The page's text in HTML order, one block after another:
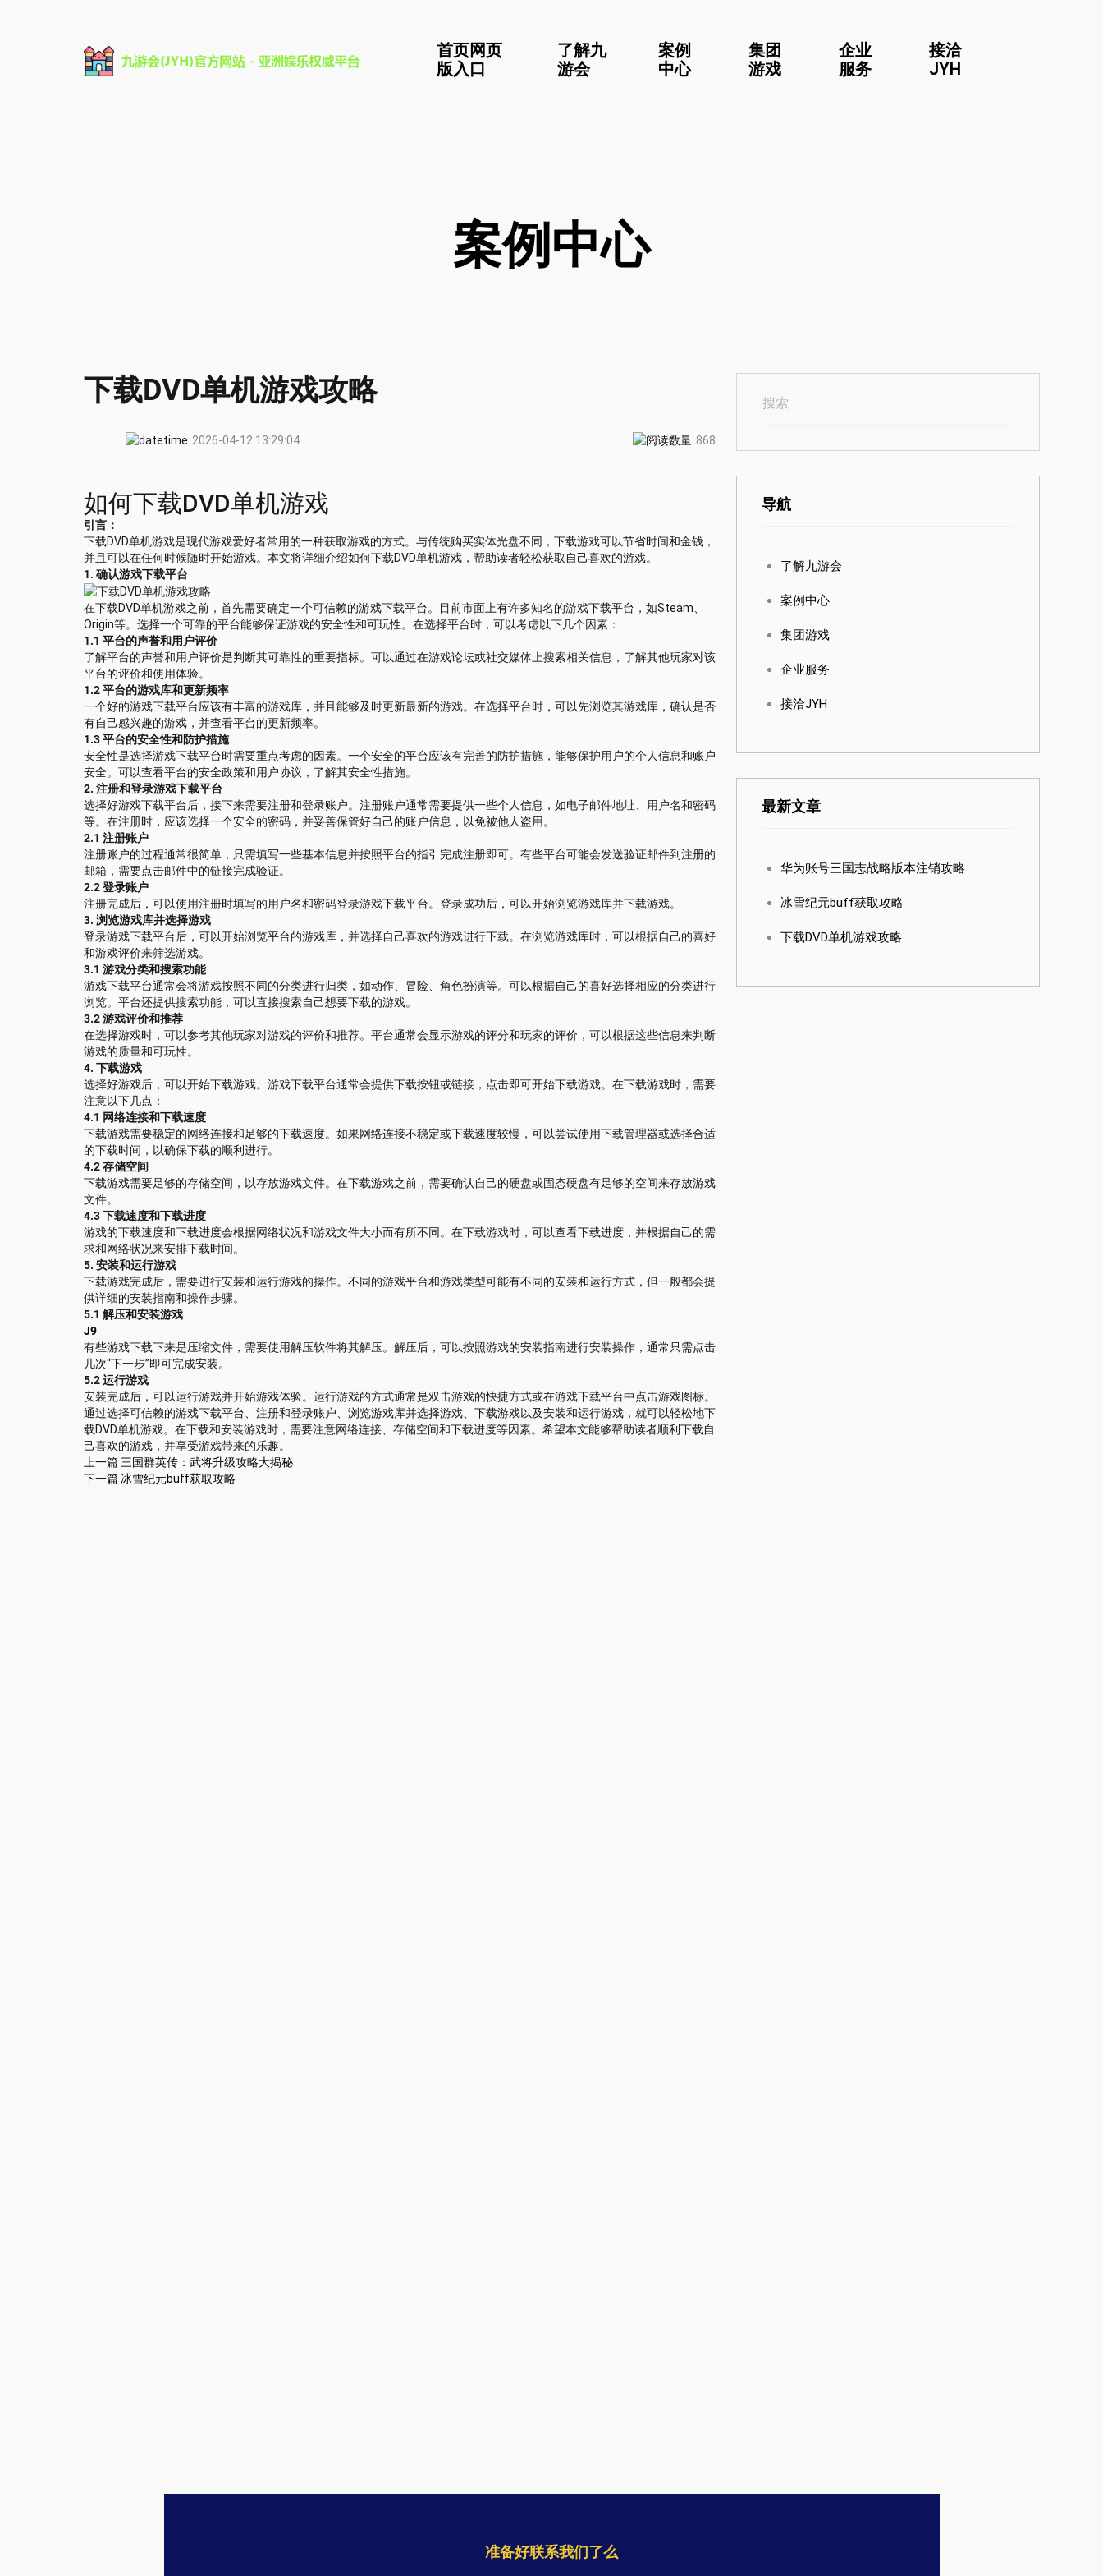
首页网页
版入口
了解九
游会
案例
中心
集团
游戏
企业
服务
接洽
JYH
案例中心
下载DVD单机游戏攻略
2026-04-12 13:29:04 868
如何下载DVD单机游戏
引言：
下载DVD单机游戏是现代游戏爱好者常用的一种获取游戏的方式。与传统购买实体光盘不同，下载游戏可以节省时间和金钱，
并且可以在任何时候随时开始游戏。本文将详细介绍如何下载DVD单机游戏，帮助读者轻松获取自己喜欢的游戏。
1. 确认游戏下载平台
在下载DVD单机游戏之前，首先需要确定一个可信赖的游戏下载平台。目前市面上有许多知名的游戏下载平台，如Steam、
Origin等。选择一个可靠的平台能够保证游戏的安全性和可玩性。在选择平台时，可以考虑以下几个因素：
1.1 平台的声誉和用户评价
了解平台的声誉和用户评价是判断其可靠性的重要指标。可以通过在游戏论坛或社交媒体上搜索相关信息，了解其他玩家对该
平台的评价和使用体验。
1.2 平台的游戏库和更新频率
一个好的游戏下载平台应该有丰富的游戏库，并且能够及时更新最新的游戏。在选择平台时，可以先浏览其游戏库，确认是否
有自己感兴趣的游戏，并查看平台的更新频率。
1.3 平台的安全性和防护措施
安全性是选择游戏下载平台时需要重点考虑的因素。一个安全的平台应该有完善的防护措施，能够保护用户的个人信息和账户
安全。可以查看平台的安全政策和用户协议，了解其安全性措施。
2. 注册和登录游戏下载平台
选择好游戏下载平台后，接下来需要注册和登录账户。注册账户通常需要提供一些个人信息，如电子邮件地址、用户名和密码
等。在注册时，应该选择一个安全的密码，并妥善保管好自己的账户信息，以免被他人盗用。
2.1 注册账户
注册账户的过程通常很简单，只需填写一些基本信息并按照平台的指引完成注册即可。有些平台可能会发送验证邮件到注册的
邮箱，需要点击邮件中的链接完成验证。
2.2 登录账户
注册完成后，可以使用注册时填写的用户名和密码登录游戏下载平台。登录成功后，可以开始浏览游戏库并下载游戏。
3. 浏览游戏库并选择游戏
登录游戏下载平台后，可以开始浏览平台的游戏库，并选择自己喜欢的游戏进行下载。在浏览游戏库时，可以根据自己的喜好
和游戏评价来筛选游戏。
3.1 游戏分类和搜索功能
游戏下载平台通常会将游戏按照不同的分类进行归类，如动作、冒险、角色扮演等。可以根据自己的喜好选择相应的分类进行
浏览。平台还提供搜索功能，可以直接搜索自己想要下载的游戏。
3.2 游戏评价和推荐
在选择游戏时，可以参考其他玩家对游戏的评价和推荐。平台通常会显示游戏的评分和玩家的评价，可以根据这些信息来判断
游戏的质量和可玩性。
4. 下载游戏
选择好游戏后，可以开始下载游戏。游戏下载平台通常会提供下载按钮或链接，点击即可开始下载游戏。在下载游戏时，需要
注意以下几点：
4.1 网络连接和下载速度
下载游戏需要稳定的网络连接和足够的下载速度。如果网络连接不稳定或下载速度较慢，可以尝试使用下载管理器或选择合适
的下载时间，以确保下载的顺利进行。
4.2 存储空间
下载游戏需要足够的存储空间，以存放游戏文件。在下载游戏之前，需要确认自己的硬盘或固态硬盘有足够的空间来存放游戏
文件。
4.3 下载速度和下载进度
游戏的下载速度和下载进度会根据网络状况和游戏文件大小而有所不同。在下载游戏时，可以查看下载进度，并根据自己的需
求和网络状况来安排下载时间。
5. 安装和运行游戏
下载游戏完成后，需要进行安装和运行游戏的操作。不同的游戏平台和游戏类型可能有不同的安装和运行方式，但一般都会提
供详细的安装指南和操作步骤。
5.1 解压和安装游戏
J9
有些游戏下载下来是压缩文件，需要使用解压软件将其解压。解压后，可以按照游戏的安装指南进行安装操作，通常只需点击
几次“下一步”即可完成安装。
5.2 运行游戏
安装完成后，可以运行游戏并开始游戏体验。运行游戏的方式通常是双击游戏的快捷方式或在游戏下载平台中点击游戏图标。
通过选择可信赖的游戏下载平台、注册和登录账户、浏览游戏库并选择游戏、下载游戏以及安装和运行游戏，就可以轻松地下
载DVD单机游戏。在下载和安装游戏时，需要注意网络连接、存储空间和下载进度等因素。希望本文能够帮助读者顺利下载自
己喜欢的游戏，并享受游戏带来的乐趣。
上一篇三国群英传：武将升级攻略大揭秘
下一篇冰雪纪元buff获取攻略
导航
了解九游会
案例中心
集团游戏
企业服务
接洽JYH
最新文章
华为账号三国志战略版本注销攻略
冰雪纪元buff获取攻略
下载DVD单机游戏攻略
准备好联系我们了么